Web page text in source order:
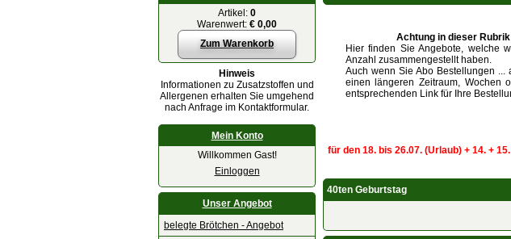
Artikel: 0
Warenwert: € 0,00
Zum Warenkorb
Hinweis
Informationen zu Zusatzstoffen und
Allergenen erhalten Sie umgehend
nach Anfrage im Kontaktformular.
Mein Konto
Willkommen Gast!
Einloggen
Unser Angebot
belegte Brötchen - Angebot
Achtung in dieser
Hier finden Sie Angebote, welche
Anzahl zusammengestellt haben.
Auch wenn Sie Abo Bestellungen
einen längeren Zeitraum, Wochen
entsprechenden Link für Ihre
für den 18. bis 26.07. (Urlaub) + 14. +
40ten Geburtstag